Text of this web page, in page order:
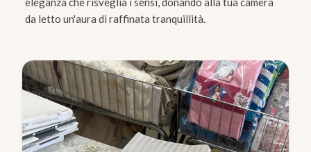
da letto un'aura di raffinata tranquillità.